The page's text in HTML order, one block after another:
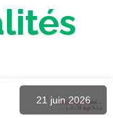
21 juin 2026